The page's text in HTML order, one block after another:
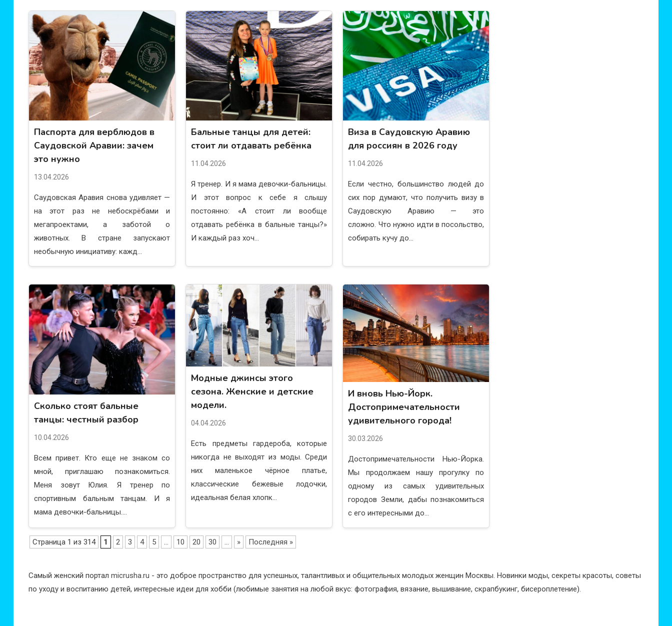
Паспорта для верблюдов в
Саудовской Аравии: зачем
это нужно
13.04.2026
Саудовская Аравия снова удивляет —
на этот раз не небоскрёбами и
мегапроектами, а заботой о
животных. В стране запускают
необычную инициативу: кажд...
Бальные танцы для детей:
стоит ли отдавать ребёнка
11.04.2026
Я тренер. И я мама девочки-бальницы.
И этот вопрос к себе я слышу
постоянно: «А стоит ли вообще
отдавать ребёнка в бальные танцы?»
И каждый раз хоч...
Виза в Саудовскую Аравию
для россиян в 2026 году
11.04.2026
Если честно, большинство людей до
сих пор думают, что получить визу в
Саудовскую Аравию — это
сложно. Что нужно идти в посольство,
собирать кучу до...
Сколько стоят бальные
танцы: честный разбор
10.04.2026
Всем привет. Кто еще не знаком со
мной, приглашаю познакомиться.
Меня зовут Юлия. Я тренер по
спортивным бальным танцам. И я
мама девочки-бальницы....
Модные джинсы этого
сезона. Женские и детские
модели.
04.04.2026
Есть предметы гардероба, которые
никогда не выходят из моды. Среди
них маленькое чёрное платье,
классические бежевые лодочки,
идеальная белая хлопк...
И вновь Нью-Йорк.
Достопримечательности
удивительного города!
30.03.2026
Достопримечательности Нью-Йорка.
Мы продолжаем нашу прогулку по
одному из самых удивительных
городов Земли, дабы познакомиться
с его интересными до...
Страница 1 из 314 1 2 3 4 5 ... 10 20 30 ... » Последняя »
Самый женский портал micrusha.ru - это доброе пространство для успешных, талантливых и общительных молодых женщин Москвы. Новинки моды, секреты красоты, советы
по уходу и воспитанию детей, интересные идеи для хобби (любимые занятия на любой вкус: фотография, вязание, вышивание, скрапбукинг, бисероплетение).